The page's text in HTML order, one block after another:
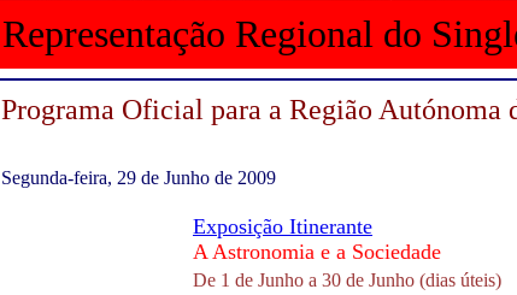
Representação Regional do
Programa Oficial para a Região Autónoma
Segunda-feira, 29 de Junho de 2009
Exposição Itinerante
A Astronomia e a Sociedade
De 1 de Junho a 30 de Junho (dias úteis)